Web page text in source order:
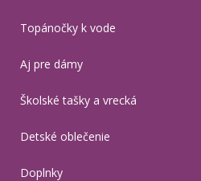
Topánočky k vode
Aj pre dámy
Školské tašky a vrecká
Detské oblečenie
Doplnky